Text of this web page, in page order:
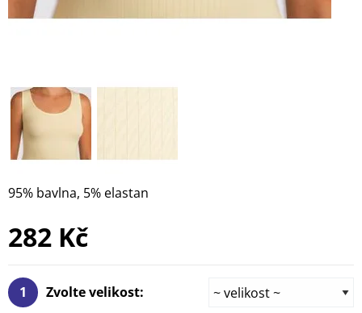
95% bavlna, 5% elastan
282 Kč
1 Zvolte velikost: